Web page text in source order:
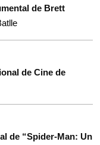
de Brett
de Cine de
de “Spider-Man: Un